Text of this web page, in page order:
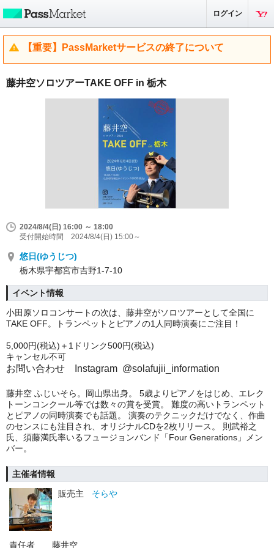
ログイン
【重要】PassMarketサービスの終了について
藤井空ソロツアーTAKE OFF in 栃木
2024/8/4(日) 16:00 ～ 18:00
受付開始時間 2024/8/4(日) 15:00～
悠日(ゆうじつ)
栃木県宇都宮市吉野1-7-10
イベント情報
小田原ソロコンサートの次は、藤井空がソロツアーとして全国に
TAKE OFF。トランペットとピアノの1人同時演奏にご注目！
5,000円(税込)＋1ドリンク500円(税込)
キャンセル不可
お問い合わせ Instagram @solafujii_information
藤井空 ふじいそら。岡山県出身。 5歳よりピアノをはじめ、エレク
トーンコンクール等では数々の賞を受賞。 難度の高いトランペット
とピアノの同時演奏でも話題。 演奏のテクニックだけでなく、作曲
のセンスにも注目され、オリジナルCDを2枚リリース。 則武裕之
氏、須藤満氏率いるフュージョンバンド「Four Generations」メン
バー。
主催者情報
販売主
そらや
責任者 藤井空